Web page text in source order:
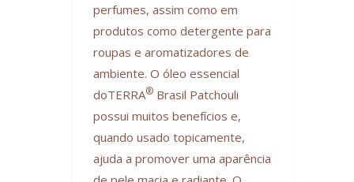
perfumes, assim como em
produtos como detergente para
roupas e aromatizadores de
ambiente. O óleo essencial
doTERRA®Brasil Patchouli
possui muitos benefícios e,
quando usado topicamente,
ajuda a promover uma aparência